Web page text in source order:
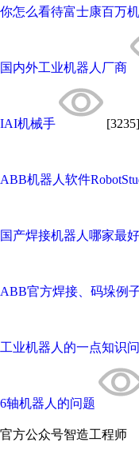
你怎么看待富士康百万
国内外工业机器人厂商
IAI机械手 [3235]
ABB机器人软件
国产焊接机器人哪家最
ABB官方焊接、码垛例
工业机器人的一点知识
6轴机器人的问题
官方公众号智造工程师